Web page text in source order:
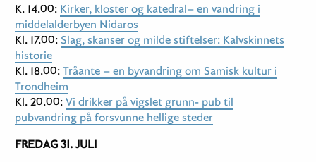
K. 14.00: Kirker, kloster og katedral– en vandring i
middelalderbyen Nidaros
Kl. 17.00:Slag, skanser og milde stiftelser: Kalvskinnets
historie
Kl. 18.00:Tråante – en byvandring om Samisk kultur i
Trondheim
Kl. 20.00:Vi drikker på vigslet grunn- pub til
pubvandring på forsvunne hellige steder
FREDAG 31. JULI